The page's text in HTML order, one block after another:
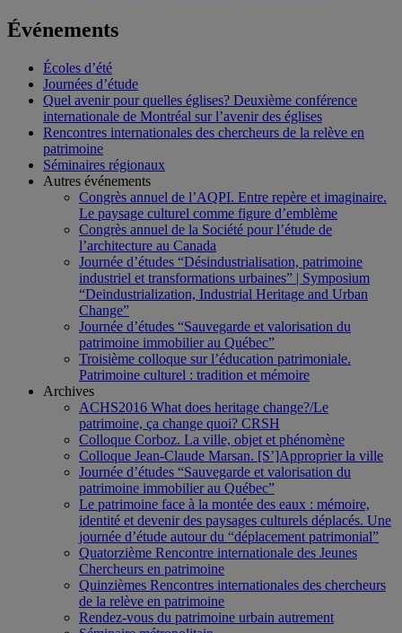
Événements
Écoles d’été
Journées d’étude
Quel avenir pour quelles églises? Deuxième conférence
internationale de Montréal sur l’avenir des églises
Rencontres internationales des chercheurs de la relève en
patrimoine
Séminaires régionaux
Autres événements
Congrès annuel de l’AQPI. Entre repère et imaginaire.
Le paysage culturel comme figure d’emblème
Congrès annuel de la Société pour l’étude de
l’architecture au Canada
Journée d’études “Désindustrialisation, patrimoine
industriel et transformations urbaines” | Symposium
“Deindustrialization, Industrial Heritage and Urban
Change”
Journée d’études “Sauvegarde et valorisation du
patrimoine immobilier au Québec”
Troisième colloque sur l’éducation patrimoniale.
Patrimoine culturel : tradition et mémoire
Archives
ACHS2016 What does heritage change?/Le
patrimoine, ça change quoi? CRSH
Colloque Corboz. La ville, objet et phénomène
Colloque Jean-Claude Marsan. [S’]Approprier la ville
Journée d’études “Sauvegarde et valorisation du
patrimoine immobilier au Québec”
Le patrimoine face à la montée des eaux : mémoire,
identité et devenir des paysages culturels déplacés. Une
journée d’étude autour du “déplacement patrimonial”
Quatorzième Rencontre internationale des Jeunes
Chercheurs en patrimoine
Quinzièmes Rencontres internationales des chercheurs
de la relève en patrimoine
Rendez-vous du patrimoine urbain autrement